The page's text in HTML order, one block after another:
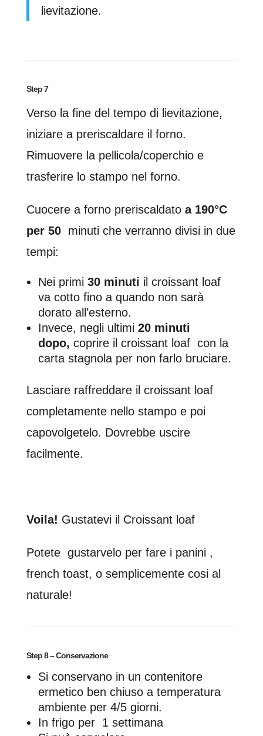
lievitazione.
Step 7
Verso la fine del tempo di lievitazione,
iniziare a preriscaldare il forno.
Rimuovere la pellicola/coperchio e
trasferire lo stampo nel forno.
Cuocere a forno preriscaldato a 190°C
per 50 minuti che verranno divisi in due
tempi:
Nei primi 30 minuti il croissant loaf
va cotto fino a quando non sarà
dorato all’esterno.
Invece, negli ultimi 20 minuti
dopo, coprire il croissant loaf con la
carta stagnola per non farlo bruciare.
Lasciare raffreddare il croissant loaf
completamente nello stampo e poi
capovolgetelo. Dovrebbe uscire
facilmente.
Voila! Gustatevi il Croissant loaf
Potete gustarvelo per fare i panini ,
french toast, o semplicemente cosi al
naturale!
Step 8 – Conservazione
Si conservano in un contenitore
ermetico ben chiuso a temperatura
ambiente per 4/5 giorni.
In frigo per 1 settimana